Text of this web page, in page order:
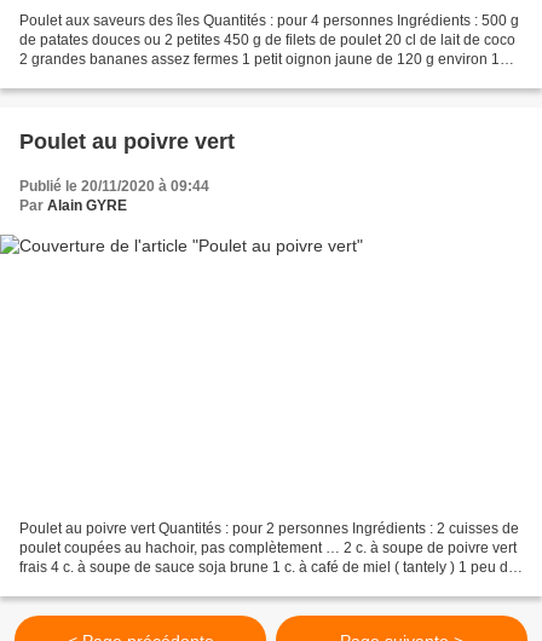
Poulet aux saveurs des îles Quantités : pour 4 personnes Ingrédients : 500 g
de patates douces ou 2 petites 450 g de filets de poulet 20 cl de lait de coco
2 grandes bananes assez fermes 1 petit oignon jaune de 120 g environ 1
Poulet au poivre vert
Publié le 20/11/2020 à 09:44
Par Alain GYRE
Poulet au poivre vert Quantités : pour 2 personnes Ingrédients : 2 cuisses de
poulet coupées au hachoir, pas complètement … 2 c. à soupe de poivre vert
frais 4 c. à soupe de sauce soja brune 1 c. à café de miel ( tantely ) 1 peu de